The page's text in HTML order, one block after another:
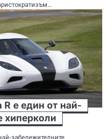
е един от най-
хиперколи
забележителните